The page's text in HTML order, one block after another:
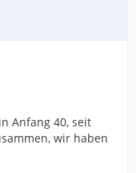
Anfang 40, seit
wir haben